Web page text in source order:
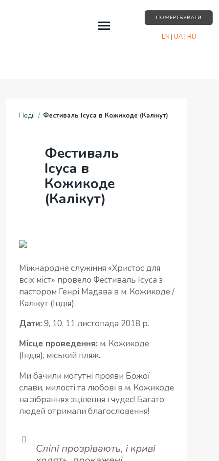
ПАРТНЕРСТВО
ПОЖЕРТВУВАТИ
EN | UA| RU
Події / Фестиваль Ісуса в Кожикоде (Калікут)
Фестиваль
Ісуса в
Кожикоде
(Калікут)
Міжнародне служіння «Христос для
всіх міст» провело Фестиваль Ісуса з
пастором Генрі Мадава в м. Кожикоде /
Калікут (Індія).
Дати: 9, 10, 11 листопада 2018 р.
Місце проведення: м. Кожикоде
(Індія), міський пляж.
Ми бачили могутні прояви Божої
слави, милості та любові в м. Кожикоде
на зібраннях зцілення і чудес! Багато
людей отримали благословення!
Сліпі прозрівають, і криві